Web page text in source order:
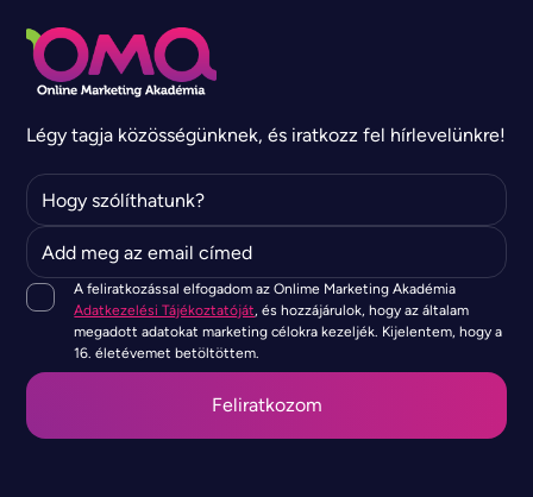
Légy tagja közösségünknek, és iratkozz fel hírlevelünkre!
A feliratkozással elfogadom az Onlime Marketing Akadémia
Adatkezelési Tájékoztatóját, és hozzájárulok, hogy az általam
megadott adatokat marketing célokra kezeljék. Kijelentem, hogy a
16. életévemet betöltöttem.